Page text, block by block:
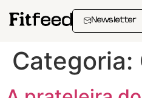
Newsletter
Categoria: